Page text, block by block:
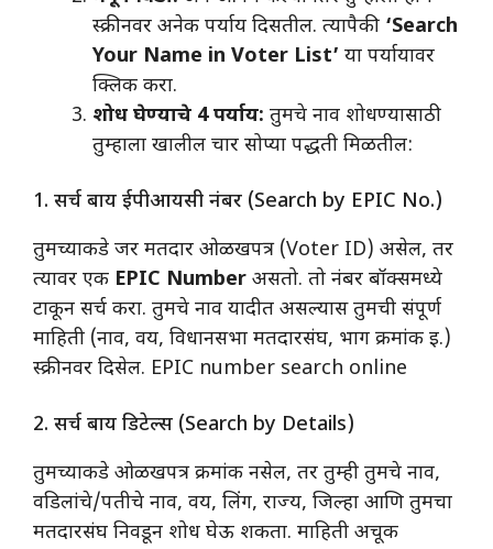
स्क्रीनवर अनेक पर्याय दिसतील. त्यापैकी ‘Search
Your Name in Voter List’ या पर्यायावर
क्लिक करा.
शोध घेण्याचे 4 पर्याय: तुमचे नाव शोधण्यासाठी
तुम्हाला खालील चार सोप्या पद्धती मिळतील:
1. सर्च बाय ईपीआयसी नंबर (Search by EPIC No.)
​तुमच्याकडे जर मतदार ओळखपत्र (Voter ID) असेल, तर
त्यावर एक EPIC Number असतो. तो नंबर बॉक्समध्ये
टाकून सर्च करा. तुमचे नाव यादीत असल्यास तुमची संपूर्ण
माहिती (नाव, वय, विधानसभा मतदारसंघ, भाग क्रमांक इ.)
स्क्रीनवर दिसेल. EPIC number search online
2. सर्च बाय डिटेल्स (Search by Details)
​तुमच्याकडे ओळखपत्र क्रमांक नसेल, तर तुम्ही तुमचे नाव,
वडिलांचे/पतीचे नाव, वय, लिंग, राज्य, जिल्हा आणि तुमचा
मतदारसंघ निवडून शोध घेऊ शकता. माहिती अचूक